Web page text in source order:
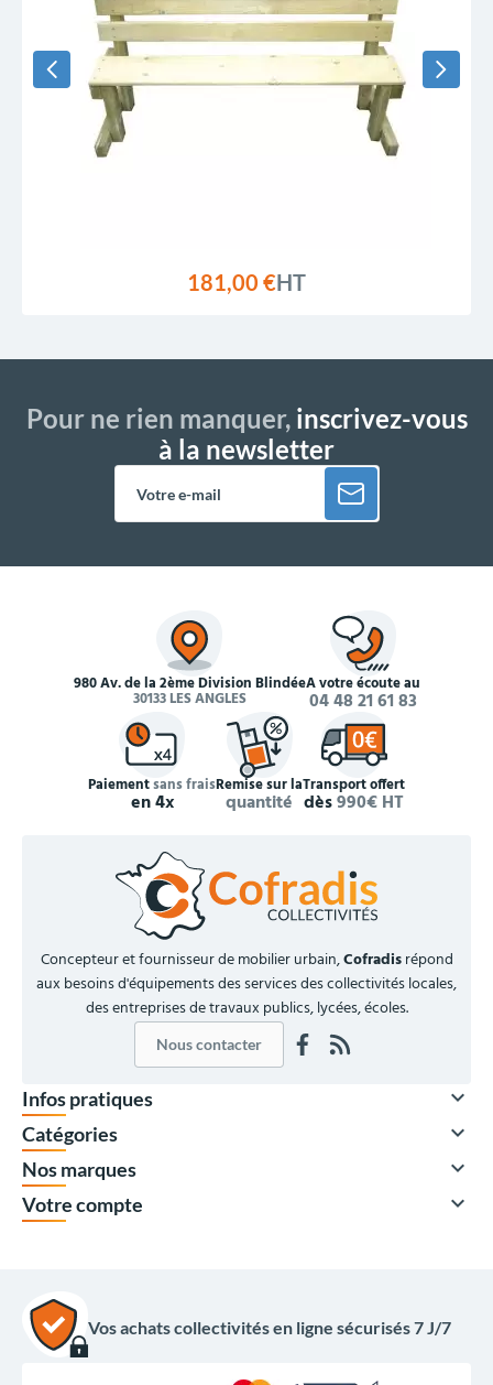
À partir de
181,00 €HT
Pour ne rien manquer,inscrivez-vous
à la newsletter
980 Av. de la 2ème Division Blindée
30133 LES ANGLES
À votre écoute au
04 48 21 61 83
Paiementsans frais
en 4x
Remise sur la
quantité
Transport offert
dès990€ HT
Concepteur et fournisseur de mobilier urbain,Cofradisrépond
aux besoins d'équipements des services des collectivités locales,
des entreprises de travaux publics, lycées, écoles.
Nous contacter
Infos pratiques 
Catégories 
Nos marques 
Votre compte 
Vos achats collectivités en ligne sécurisés 7 J/7